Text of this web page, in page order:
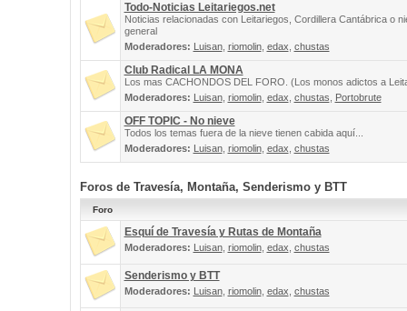
Todo-Noticias Leitariegos.net
Noticias relacionadas con Leitariegos, Cordillera Cantábrica o
general
Moderadores: Luisan, riomolin, edax chustas
Club Radical LA MONA
Los mas CACHONDOS DEL FORO. (Los monos adictos a
Moderadores: Luisan, riomolin, edax chustas Portobrute
OFF TOPIC - No nieve
Todos los temas fuera de la nieve tienen cabida aquí...
Moderadores: Luisan, riomolin, edax chustas
Foros de Travesía, Montaña, Senderismo y BTT
Foro
Esquí de Travesía y Rutas de Montaña
Moderadores: Luisan, riomolin, edax chustas
Senderismo y BTT
Moderadores: Luisan, riomolin, edax chustas